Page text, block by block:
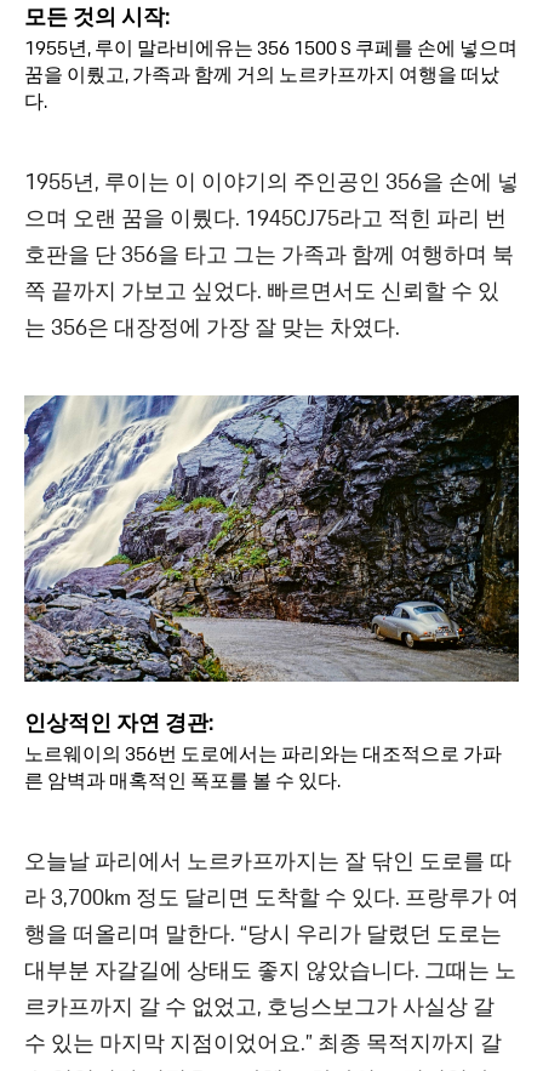
모든 것의 시작:
1955년, 루이 말라비에유는 356 1500 S 쿠페를 손에 넣으며
꿈을 이뤘고, 가족과 함께 거의 노르카프까지 여행을 떠났
다.
1955년, 루이는 이 이야기의 주인공인 356을 손에 넣
으며 오랜 꿈을 이뤘다. 1945CJ75라고 적힌 파리 번
호판을 단 356을 타고 그는 가족과 함께 여행하며 북
쪽 끝까지 가보고 싶었다. 빠르면서도 신뢰할 수 있
는 356은 대장정에 가장 잘 맞는 차였다.
인상적인 자연 경관:
노르웨이의 356번 도로에서는 파리와는 대조적으로 가파
른 암벽과 매혹적인 폭포를 볼 수 있다.
오늘날 파리에서 노르카프까지는 잘 닦인 도로를 따
라 3,700km 정도 달리면 도착할 수 있다. 프랑루가 여
행을 떠올리며 말한다. “당시 우리가 달렸던 도로는
대부분 자갈길에 상태도 좋지 않았습니다. 그때는 노
르카프까지 갈 수 없었고, 호닝스보그가 사실상 갈
수 있는 마지막 지점이었어요.” 최종 목적지까지 갈